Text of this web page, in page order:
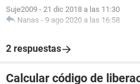
Suje2009 - 21 dic 2018 a las 11:30
Nanas - 9 ago 2020 a las 16:58
2 respuestas
Calcular código de